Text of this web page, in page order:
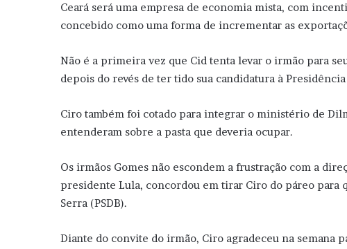
Ceará será uma empresa de economia mista, com
concebido como uma forma de incrementar as
Não é a primeira vez que Cid tenta levar o irmão para
depois do revés de ter tido sua candidatura à
Ciro também foi cotado para integrar o ministério de
entenderam sobre a pasta que deveria ocupar.
Os irmãos Gomes não escondem a frustração com a
presidente Lula, concordou em tirar Ciro do páreo para
Serra (PSDB).
Diante do convite do irmão, Ciro agradeceu na semana